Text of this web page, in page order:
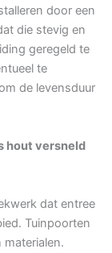
door een
die stevig en
geregeld te
te
de levensduur
hout versneld
dat entree
Tuinpoorten
materialen.